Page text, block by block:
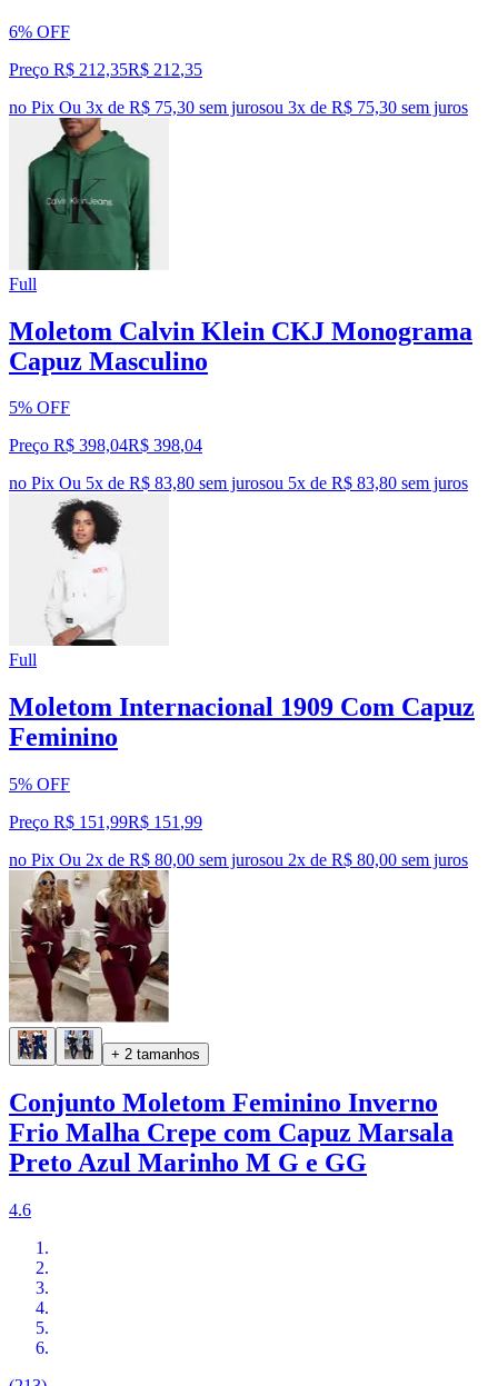
6% OFF
Preço R$ 212,35R$ 212,35
no Pix Ou 3x de R$ 75,30 sem jurosou 3x de R$ 75,30 sem juros
Full
Moletom Calvin Klein CKJ Monograma
Capuz Masculino
5% OFF
Preço R$ 398,04R$ 398,04
no Pix Ou 5x de R$ 83,80 sem jurosou 5x de R$ 83,80 sem juros
Full
Moletom Internacional 1909 Com Capuz
Feminino
5% OFF
Preço R$ 151,99R$ 151 ,99
no Pix Ou 2x de R$ 80,00 sem jurosou 2x de R$ 80,00 sem juros
+ 2 tamanhos
Conjunto Moletom Feminino Inverno
Frio Malha Crepe com Capuz Marsala
Preto Azul Marinho M G e GG
4.6